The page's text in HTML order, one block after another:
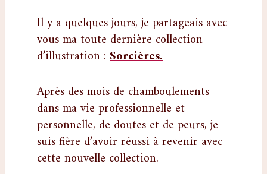
Il y a quelques jours, je partageais avec
vous ma toute dernière collection
d’illustration : Sorcières.
Après des mois de chamboulements
dans ma vie professionnelle et
personnelle, de doutes et de peurs, je
suis fière d’avoir réussi à revenir avec
cette nouvelle collection.